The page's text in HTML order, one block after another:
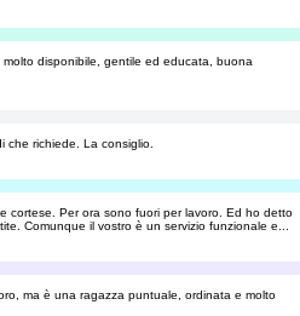
disponibile, gentile ed educata, buona
che richiede. La consiglio.
cortese. Per ora sono fuori per lavoro. Ed ho detto
Comunque il vostro è un servizio funzionale e...
ma è una ragazza puntuale, ordinata e molto